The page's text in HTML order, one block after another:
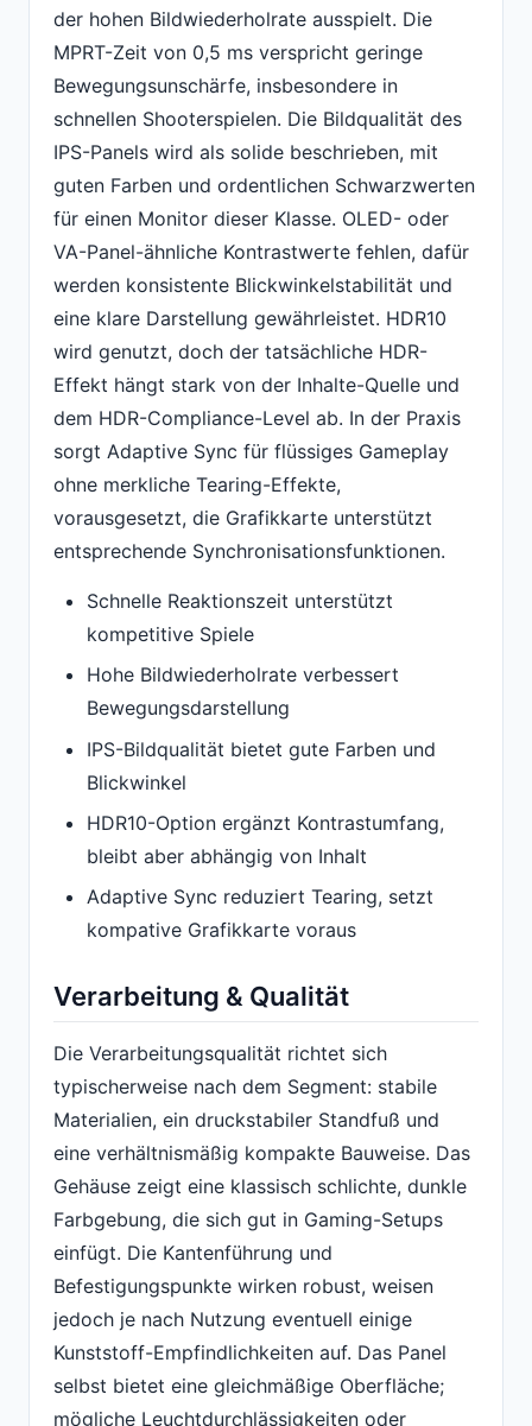
der hohen Bildwiederholrate ausspielt. Die
MPRT-Zeit von 0,5 ms verspricht geringe
Bewegungsunschärfe, insbesondere in
schnellen Shooterspielen. Die Bildqualität des
IPS-Panels wird als solide beschrieben, mit
guten Farben und ordentlichen Schwarzwerten
für einen Monitor dieser Klasse. OLED- oder
VA-Panel-ähnliche Kontrastwerte fehlen, dafür
werden konsistente Blickwinkelstabilität und
eine klare Darstellung gewährleistet. HDR10
wird genutzt, doch der tatsächliche HDR-
Effekt hängt stark von der Inhalte-Quelle und
dem HDR-Compliance-Level ab. In der Praxis
sorgt Adaptive Sync für flüssiges Gameplay
ohne merkliche Tearing-Effekte,
vorausgesetzt, die Grafikkarte unterstützt
entsprechende Synchronisationsfunktionen.
Schnelle Reaktionszeit unterstützt
kompetitive Spiele
Hohe Bildwiederholrate verbessert
Bewegungsdarstellung
IPS-Bildqualität bietet gute Farben und
Blickwinkel
HDR10-Option ergänzt Kontrastumfang,
bleibt aber abhängig von Inhalt
Adaptive Sync reduziert Tearing, setzt
kompative Grafikkarte voraus
Verarbeitung & Qualität
Die Verarbeitungsqualität richtet sich
typischerweise nach dem Segment: stabile
Materialien, ein druckstabiler Standfuß und
eine verhältnismäßig kompakte Bauweise. Das
Gehäuse zeigt eine klassisch schlichte, dunkle
Farbgebung, die sich gut in Gaming-Setups
einfügt. Die Kantenführung und
Befestigungspunkte wirken robust, weisen
jedoch je nach Nutzung eventuell einige
Kunststoff-Empfindlichkeiten auf. Das Panel
selbst bietet eine gleichmäßige Oberfläche;
mögliche Leuchtdurchlässigkeiten oder